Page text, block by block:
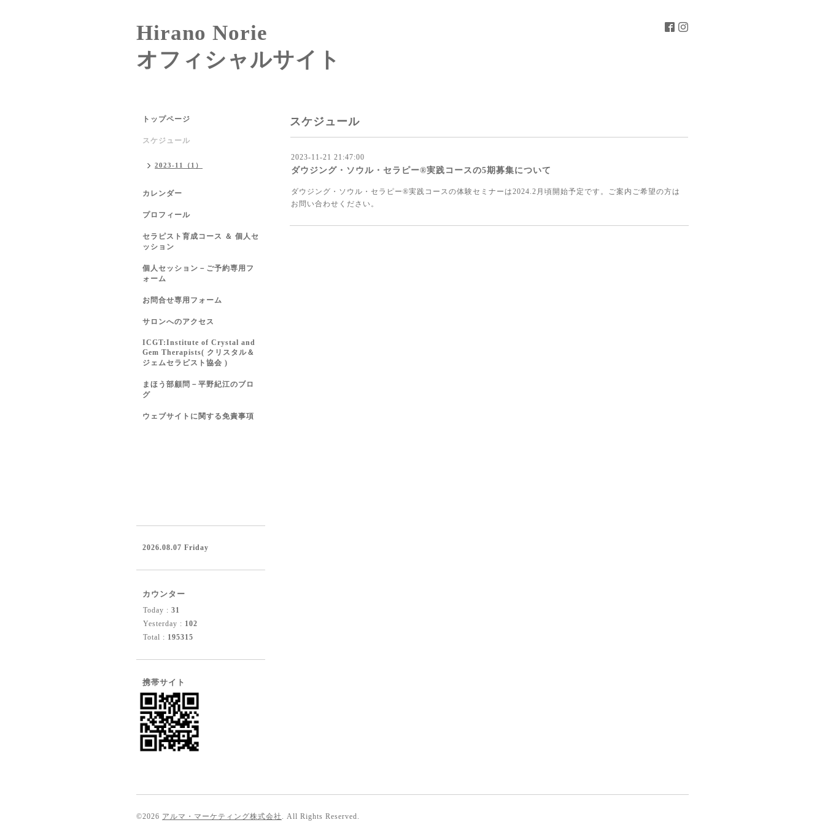
Hirano Norie
オフィシャルサイト
スケジュール
2023-11-21 21:47:00
ダウジング・ソウル・セラピー®︎実践コースの5期募集について
ダウジング・ソウル・セラピー®︎実践コースの体験セミナーは2024.2月頃開始予定です。ご案内ご希望の方は
お問い合わせください。
トップページ
スケジュール
2023-11（1）
カレンダー
プロフィール
セラピスト育成コース ＆ 個人セ
ッション
個人セッション－ご予約専用フ
ォーム
お問合せ専用フォーム
サロンへのアクセス
ICGT:Institute of Crystal and
Gem Therapists( クリスタル＆
ジェムセラピスト協会 )
まほう部顧問－平野紀江のブロ
グ
ウェブサイトに関する免責事項
2026.08.07 Friday
カウンター
Today : 31
Yesterday : 102
Total : 195315
携帯サイト
©2026 アルマ・マーケティング株式会社 . All Rights Reserved.